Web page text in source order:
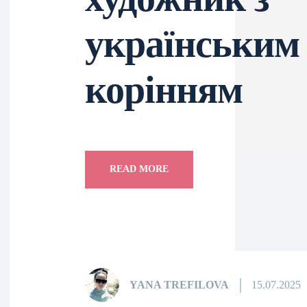
українським
корінням
READ MORE
YANA TREFILOVA 15.07.2025